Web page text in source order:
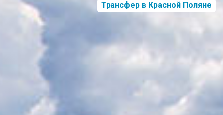
Трансфер в Красной Поляне